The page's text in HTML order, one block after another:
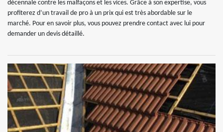
décennale contre les malfaçons et les vices. Grâce à son expertise, vous
profiterez d’un travail de pro à un prix qui est très abordable sur le
marché. Pour en savoir plus, vous pouvez prendre contact avec lui pour
demander un devis détaillé.